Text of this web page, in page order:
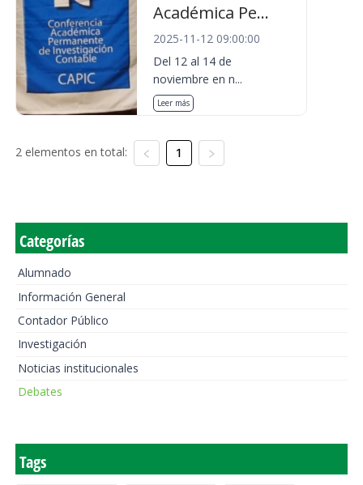
Académica Pe...
2025-11-12 09:00:00
Del 12 al 14 de
noviembre en n...
Leer más
2 elementos en total: 1
Categorías
Alumnado
Información General
Contador Público
Investigación
Noticias institucionales
Debates
Tags